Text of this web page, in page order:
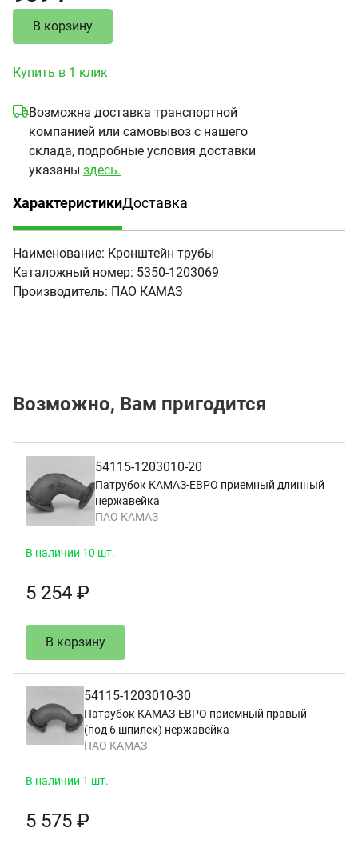
В корзину
Купить в 1 клик
Возможна доставка транспортной
компанией или самовывоз с нашего
склада, подробные условия доставки
указаны здесь.
Характеристики
(активная вкладка)
Доставка
Наименование: Кронштейн трубы
Каталожный номер: 5350-1203069
Производитель: ПАО КАМАЗ
Возможно, Вам пригодится
54115-1203010-20
Патрубок КАМАЗ-ЕВРО приемный длинный
нержавейка
ПАО КАМАЗ
В наличии 10 шт.
5 254 ₽
В корзину
54115-1203010-30
Патрубок КАМАЗ-ЕВРО приемный правый
(под 6 шпилек) нержавейка
ПАО КАМАЗ
В наличии 1 шт.
5 575 ₽